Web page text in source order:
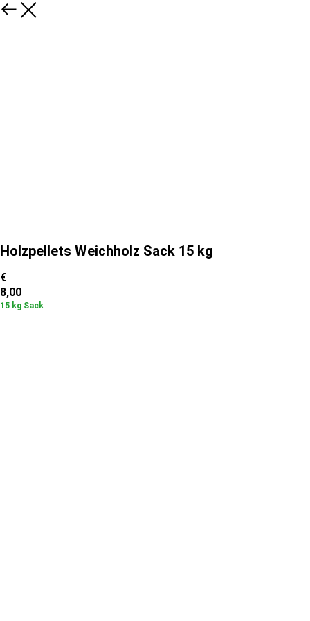
Holzpellets Weichholz Sack 15 kg
€
8,00
15 kg Sack